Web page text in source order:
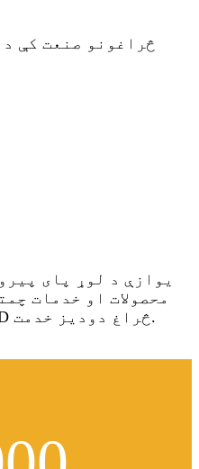
یوازې د لوړ پای
محصولات او خدمات
لپاره د انعطاف وړ LED څراغ دودیز خدمت.